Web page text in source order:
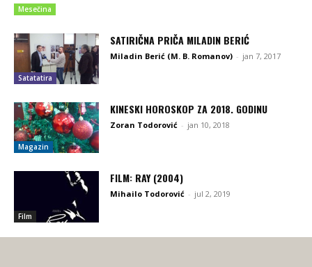
Mesečina
Satatatira
SATIRIČNA PRIČA MILADIN BERIĆ
Miladin Berić (M. B. Romanov) - jan 7, 2017
Magazin
KINESKI HOROSKOP ZA 2018. GODINU
Zoran Todorović - jan 10, 2018
Film
FILM: RAY (2004)
Mihailo Todorović - jul 2, 2019